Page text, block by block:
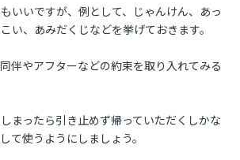
いいですが、例として、じゃんけん、あっ
い、あみだくじなどを挙げておきます。
伴やアフターなどの約束を取り入れてみる
まったら引き止めず帰っていただくしかな
て使うようにしましょう。